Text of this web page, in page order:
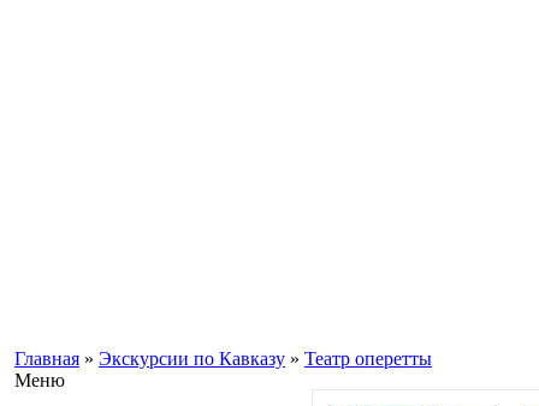
Главная » Экскурсии по Кавказу » Театр оперетты
Меню